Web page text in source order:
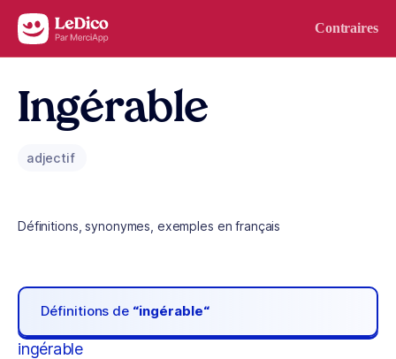
Aller au contenu Contraires
Ingérable
adjectif
Définitions, synonymes, exemples en français
Définitions de “ingérable“
ingérable